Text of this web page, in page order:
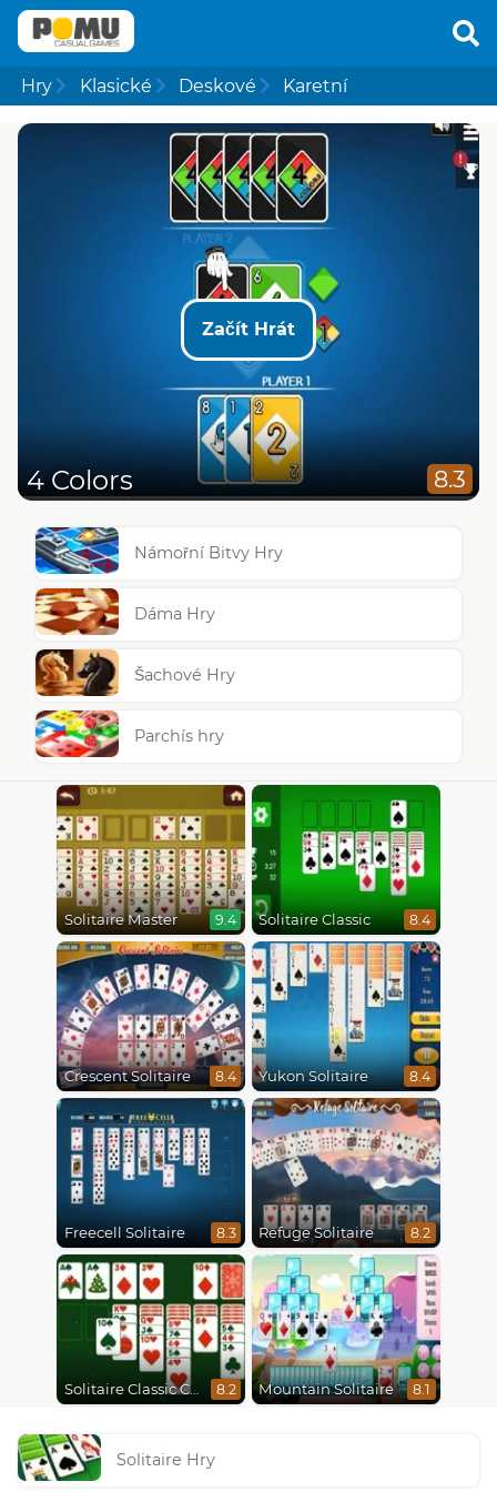
Hry Klasické Deskové Karetní
Začít Hrát
4 Colors 8.3
Námořní Bitvy Hry
Dáma Hry
Šachové Hry
Parchís hry
Solitaire Master 9.4 Solitaire Classic 8.4
Crescent Solitaire 8.4 Yukon Solitaire 8.4
Freecell Solitaire 8.3 Refuge Solitaire 8.2
Solitaire Classic Christmas 8.2 Mountain Solitaire 8.1
Solitaire Hry